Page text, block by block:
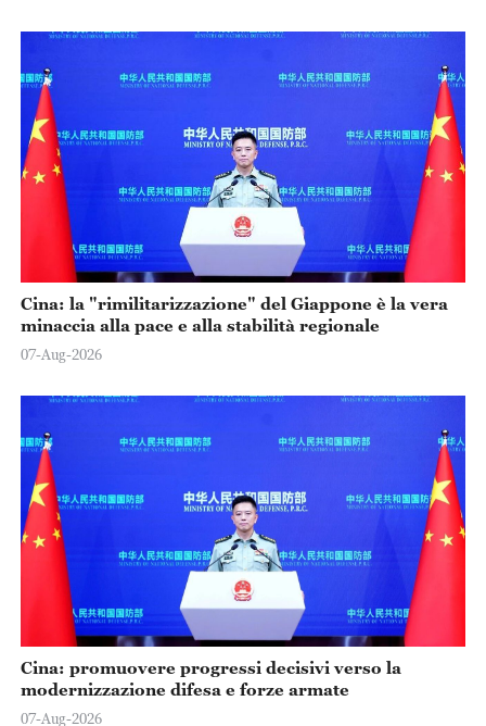
Cina: la "rimilitarizzazione" del Giappone è la vera
minaccia alla pace e alla stabilità regionale
07-Aug-2026
Cina: promuovere progressi decisivi verso la
modernizzazione difesa e forze armate
07-Aug-2026